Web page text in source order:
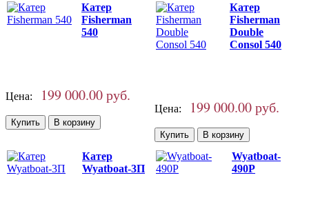
Катер
Fisherman
540
Цена: 199 000.00 руб.
Катер
Fisherman
Double
Consol 540
Цена: 199 000.00 руб.
Катер
Wyatboat-3П
Wyatboat-
490P